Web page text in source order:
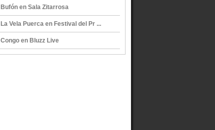
Bufón en Sala Zitarrosa
La Vela Puerca en Festival del Pr ...
Congo en Bluzz Live